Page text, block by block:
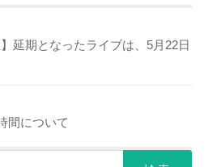
延期となったライブは、5月22日
間について